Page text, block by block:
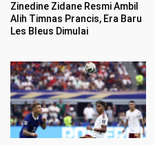
Zinedine Zidane Resmi Ambil
Alih Timnas Prancis, Era Baru
Les Bleus Dimulai